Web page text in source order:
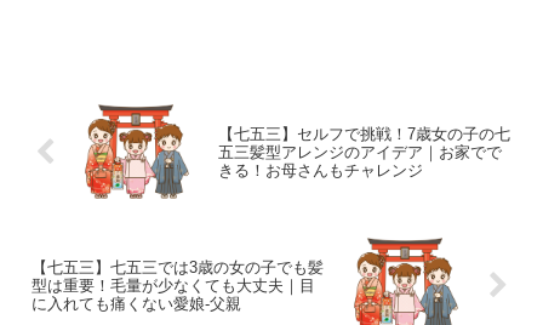
【七五三】セルフで挑戦！7歳女の子の七
五三髪型アレンジのアイデア｜お家でで
きる！お母さんもチャレンジ
【七五三】七五三では3歳の女の子でも髪
型は重要！毛量が少なくても大丈夫｜目
に入れても痛くない愛娘-父親